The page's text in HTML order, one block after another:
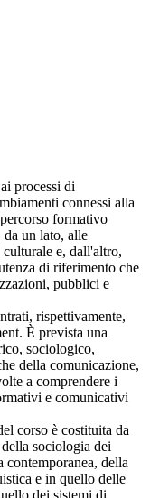
processi di
connessi alla
formativo
da un lato, alle
e, dall'altro,
di riferimento che
pubblici e
rispettivamente,
È prevista una
sociologico,
della comunicazione,
a comprendere i
e comunicativi
corso è costituita da
sociologia dei
della
e in quello delle
dei sistemi di